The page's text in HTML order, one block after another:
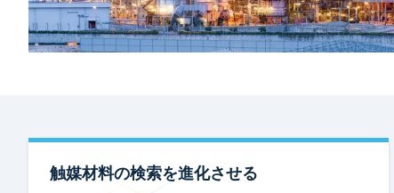
触媒材料の検索を進化させる